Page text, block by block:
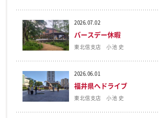
2026.07.02
東北信支店 小池 史
バースデー休暇
2026.06.01
東北信支店 小池 史
福井県へドライブ